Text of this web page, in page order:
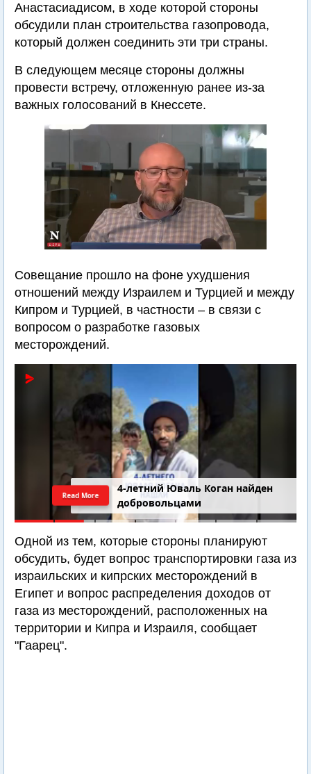
Анастасиадисом, в ходе которой стороны
обсудили план строительства газопровода,
который должен соединить эти три страны.
В следующем месяце стороны должны
провести встречу, отложенную ранее из-за
важных голосований в Кнессете.
Совещание прошло на фоне ухудшения
отношений между Израилем и Турцией и между
Кипром и Турцией, в частности – в связи с
вопросом о разработке газовых
месторождений.
4-летний Юваль Коган найден
добровольцами
Read More
Одной из тем, которые стороны планируют
обсудить, будет вопрос транспортировки газа из
израильских и кипрских месторождений в
Египет и вопрос распределения доходов от
газа из месторождений, расположенных на
территории и Кипра и Израиля, сообщает
"Гаарец".